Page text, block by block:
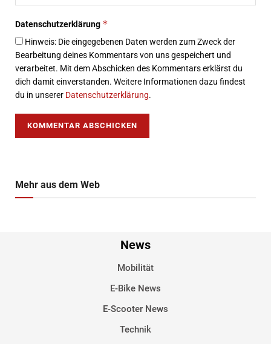
Datenschutzerklärung *
Hinweis: Die eingegebenen Daten werden zum Zweck der
Bearbeitung deines Kommentars von uns gespeichert und
verarbeitet. Mit dem Abschicken des Kommentars erklärst du
dich damit einverstanden. Weitere Informationen dazu findest
du in unserer Datenschutzerklärung.
Mehr aus dem Web
News
Mobilität
E-Bike News
E-Scooter News
Technik